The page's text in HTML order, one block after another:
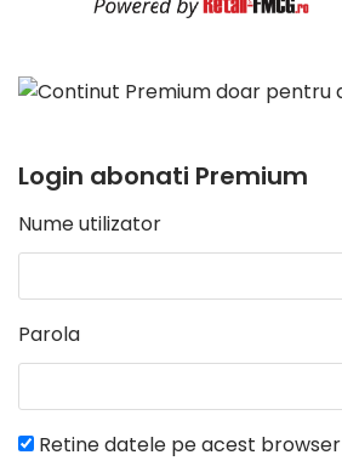
Login abonati Premium
Nume utilizator
Parola
Retine datele pe acest browser